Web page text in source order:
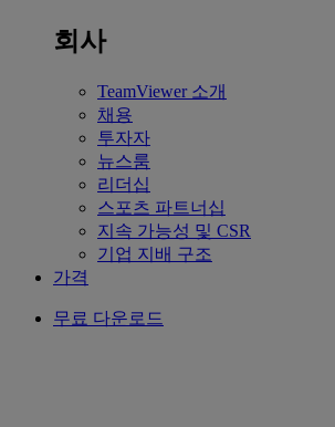
회사
TeamViewer 소개
채용
투자자
뉴스룸
리더십
스포츠 파트너십
지속 가능성 및 CSR
기업 지배 구조
가격
무료 다운로드